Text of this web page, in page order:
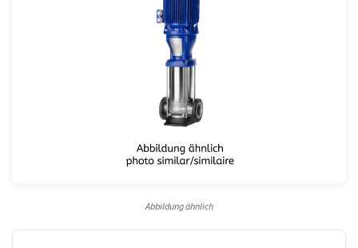
Abbildung ähnlich